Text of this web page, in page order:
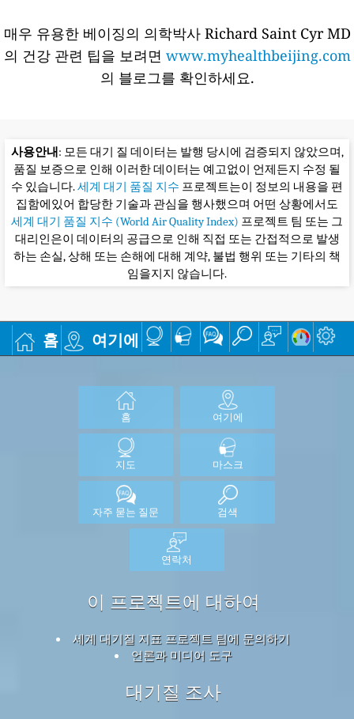
매우 유용한 베이징의 의학박사 Richard Saint Cyr MD
의 건강 관련 팁을 보려면 www.myhealthbeijing.com
의 블로그를 확인하세요.
사용안내 : 모든 대기 질 데이터는 발행 당시에 검증되지 않았으며,
품질 보증으로 인해 이러한 데이터는 예고없이 언제든지 수정 될
수 있습니다.세계 대기 품질 지수 프로젝트는이 정보의 내용을 편
집함에있어 합당한 기술과 관심을 행사했으며 어떤 상황에서도
세계 대기 품질 지수 (World Air Quality Index) 프로젝트 팀 또는 그
대리인은이 데이터의 공급으로 인해 직접 또는 간접적으로 발생
하는 손실, 상해 또는 손해에 대해 계약, 불법 행위 또는 기타의 책
임을지지 않습니다.
홈 여기에
홈 여기에
지도 마스크
자주 묻는 질문 검색
연락처
이 프로젝트에 대하여
세계 대기질 지표 프로젝트 팀에 문의하기
언론과 미디어 도구
대기질 조사